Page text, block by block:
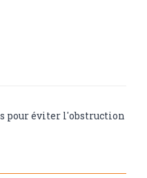
pour éviter l'obstruction